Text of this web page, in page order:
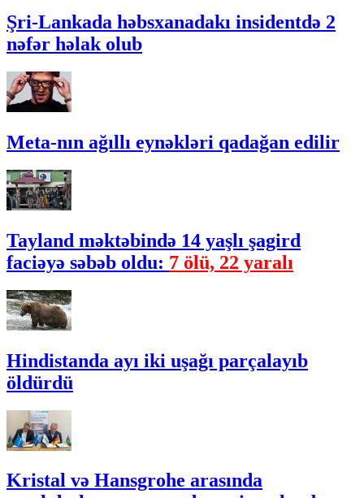
Şri-Lankada həbsxanadakı insidentdə 2
nəfər həlak olub
Meta-nın ağıllı eynəkləri qadağan edilir
Tayland məktəbində 14 yaşlı şagird
faciəyə səbəb oldu: 7 ölü, 22 yaralı
Hindistanda ayı iki uşağı parçalayıb
öldürdü
Kristal və Hansgrohe arasında